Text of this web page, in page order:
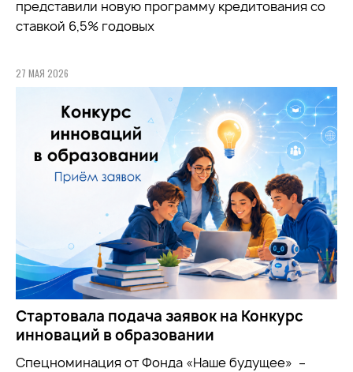
представили новую программу кредитования со
ставкой 6,5% годовых
27 МАЯ 2026
Стартовала подача заявок на Конкурс
инноваций в образовании
Спецноминация от Фонда «Наше будущее» –